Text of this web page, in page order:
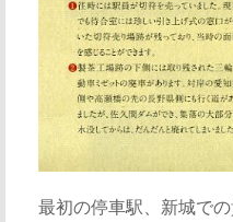
最初の停車駅、新城での